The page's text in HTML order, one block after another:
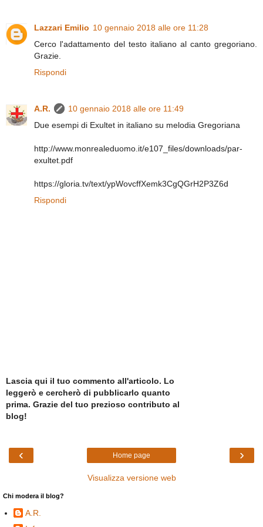
Lazzari Emilio 10 gennaio 2018 alle ore 11:28
Cerco l'adattamento del testo italiano al canto gregoriano.
Grazie.
Rispondi
A.R.
10 gennaio 2018 alle ore 11:49
Due esempi di Exultet in italiano su melodia Gregoriana
http://www.monrealeduomo.it/e107_files/downloads/par-
exultet.pdf
https://gloria.tv/text/ypWovcffXemk3CgQGrH2P3Z6d
Rispondi
Lascia qui il tuo commento all'articolo. Lo
leggerò e cercherò di pubblicarlo quanto
prima. Grazie del tuo prezioso contributo al
blog!
‹ ›
Home page
Visualizza versione web
Chi modera il blog?
A.R.